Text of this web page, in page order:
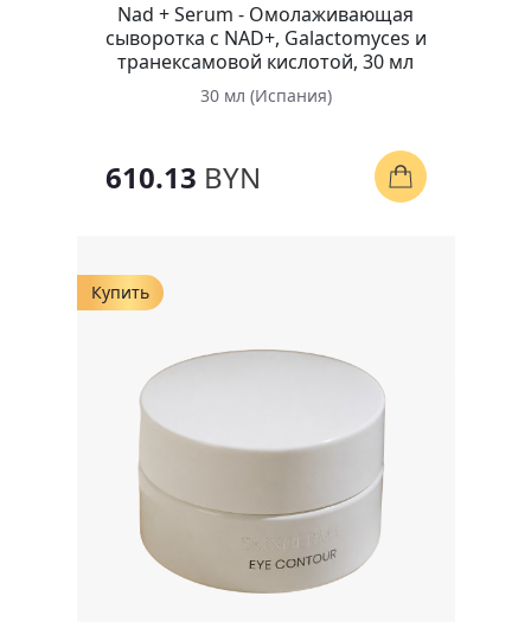
Nad + Serum - Омолаживающая
сыворотка с NAD+, Galactomyces и
транексамовой кислотой, 30 мл
30 мл (Испания)
610.13 BYN
Купить